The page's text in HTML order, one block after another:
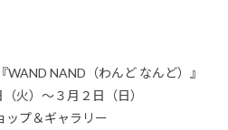
WAND NAND（わんど なんど）』
火）〜３月２日（日）
ップ＆ギャラリー